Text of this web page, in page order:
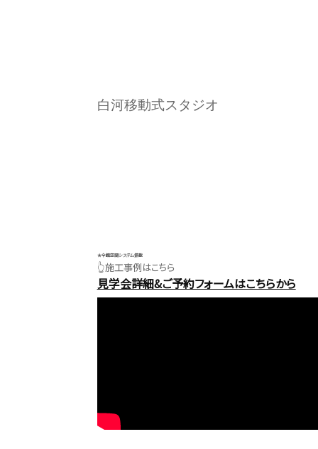
白河移動式スタジオ
★全館空調システム搭載
👆施工事例はこちら
見学会詳細&ご予約フォームはこちらから